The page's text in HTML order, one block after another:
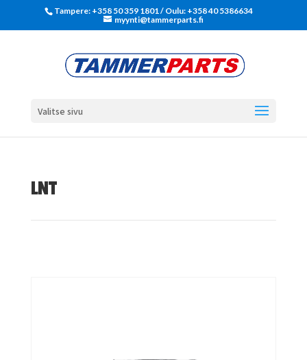
Tampere: +358 50 359 1801‬ / Oulu: +358 40 5386634
myynti@tammerparts.fi
Valitse sivu
LNT